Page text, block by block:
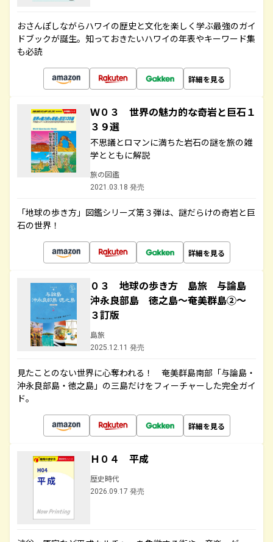
おさんぽしながらハワイの歴史と文化を楽しく学ぶ最強のガイ
ドブックが誕生。知っておきたいハワイの年表やキーワード集
も必読
詳細を見る
Ｗ０３ 世界の魅力的な奇岩と巨石１
３９選
不思議とロマンに満ちた岩石の謎を旅の雑
学とともに解説
旅の図鑑
2021.03.18 発売
「地球の歩き方」図鑑シリーズ第３弾は、謎だらけの奇岩と巨
石の世界！
詳細を見る
０３ 地球の歩き方 島旅 与論島
沖永良部島 徳之島～奄美群島②～
３訂版
島旅
2025.12.11 発売
見たことのない世界に心奪われる！ 奄美群島南部「与論島・
沖永良部島・徳之島」の三島だけをフィーチャーした完全ガイ
ド。
詳細を見る
Ｈ０４ 平成
歴史時代
2026.09.17 発売